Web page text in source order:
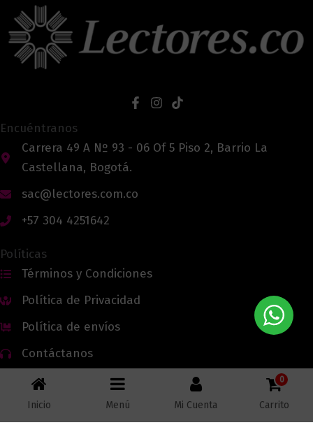
Encuéntranos
Carrera 49 A Nº 93 - 06 Of 5 Piso 2, Barrio La
Castellana, Bogotá.
sac@lectores.com.co
+57 304 4251642
Políticas
Términos y Condiciones
Política de Privacidad
Política de envíos
Contáctanos
Todos los derechos reservados © 2026 Lectores.co |
Inicio Menú Mi Cuenta
0
Carrito